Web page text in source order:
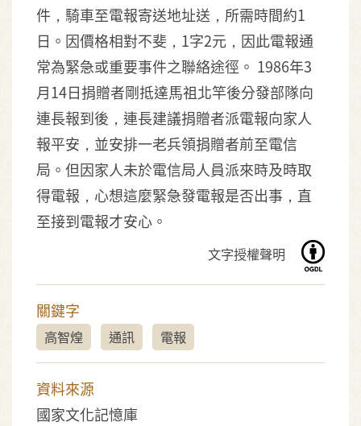
件，騎車至電報寄送地址送，所需時間約1
日。因價格相對不斐，1字2元，因此電報通
常為緊急或重要事件之聯絡途徑。 1986年3
月14日捐贈者剛抵達馬祖北竿後分發部隊向
連長報到後，連長建議捐贈者派電報向家人
報平安，並安排一老兵領捐贈者前至電信
局。但因家人未於電信局人員派來時及時取
得電報，心想這麼緊急發電報是否出事，直
至接到電報才安心。
文字授權聲明
關鍵字
高智煌 通訊 電報
資料來源
國家文化記憶庫